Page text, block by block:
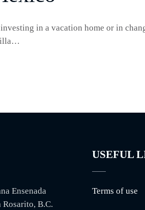
in a vacation home or in
Ensenada
B.C.
USEFUL
Terms of use